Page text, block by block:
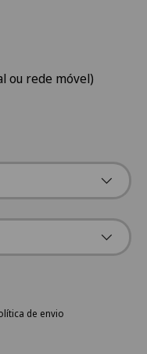
ou rede móvel)
de envio